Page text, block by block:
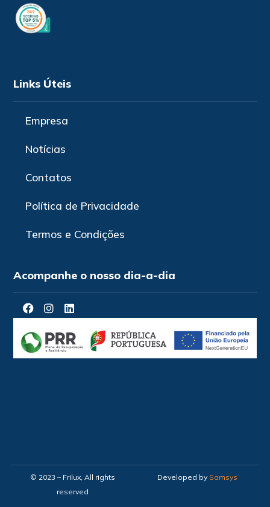
Links Úteis
Empresa
Notícias
Contatos
Política de Privacidade
Termos e Condições
Acompanhe o nosso dia-a-dia
© 2023 – Frilux, All rights
reserved
Developed by Samsys